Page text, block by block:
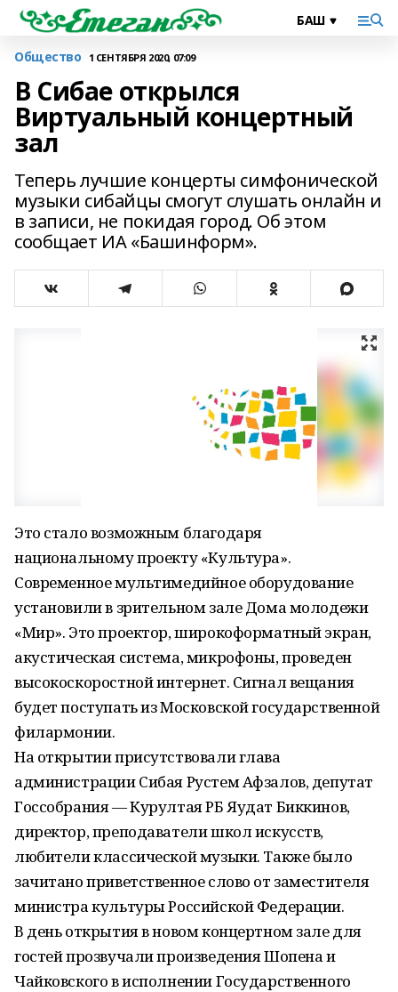
Общество 1 СЕНТЯБРЯ 2020, 07:09
В Сибае открылся
Виртуальный концертный
зал
Теперь лучшие концерты симфонической
музыки сибайцы смогут слушать онлайн и
в записи, не покидая город. Об этом
сообщает ИА «Башинформ».
Это стало возможным благодаря
национальному проекту «Культура».
Современное мультимедийное оборудование
установили в зрительном зале Дома молодежи
«Мир». Это проектор, широкоформатный экран,
акустическая система, микрофоны, проведен
высокоскоростной интернет. Сигнал вещания
будет поступать из Московской государственной
филармонии.
На открытии присутствовали глава
администрации Сибая Рустем Афзалов, депутат
Госсобрания — Курултая РБ Яудат Биккинов,
директор, преподаватели школ искусств,
любители классической музыки. Также было
зачитано приветственное слово от заместителя
министра культуры Российской Федерации.
В день открытия в новом концертном зале для
гостей прозвучали произведения Шопена и
Чайковского в исполнении Государственного